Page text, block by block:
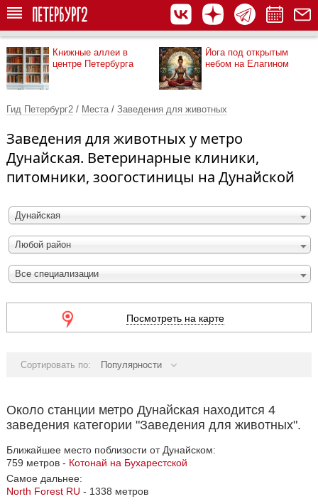
Книжные аллеи в
центре Петербурга
Йога под открытым
небом на Елагином
Гид Петербург2 / Места / Заведения для животных
Заведения для животных у метро
Дунайская. Ветеринарные клиники,
питомники, зоогостиницы на Дунайской
Дунайская
Любой район
Все специализации
Посмотреть на карте
Сортировать по: Популярности
Около станции метро Дунайская находится 4
заведения категории "Заведения для животных".
Ближайшее место поблизости от Дунайском:
759 метров - Котонай на Бухарестской
Самое дальнее:
North Forest RU - 1338 метров